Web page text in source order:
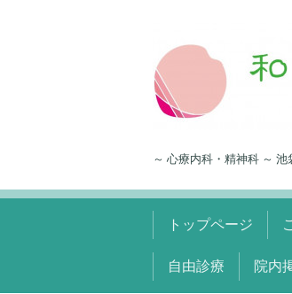
～ 心療内科・精神科 ～
トップページ
自由診療 院内